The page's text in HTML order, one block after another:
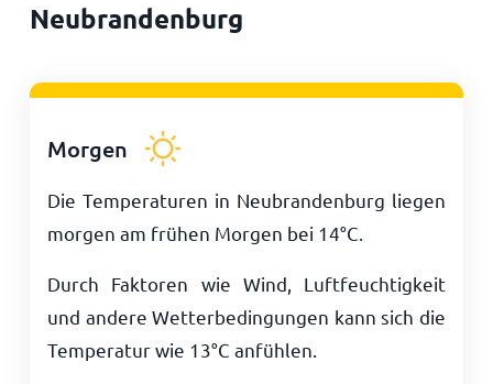
Neubrandenburg
Morgen
Die Temperaturen in Neubrandenburg liegen
morgen am frühen Morgen bei 14°C
Durch Faktoren wie Wind, Luftfeuchtigkeit
und andere Wetterbedingungen kann sich die
Temperatur wie 13°C anfühlen.